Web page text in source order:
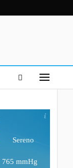
Sereno
765 mmHg